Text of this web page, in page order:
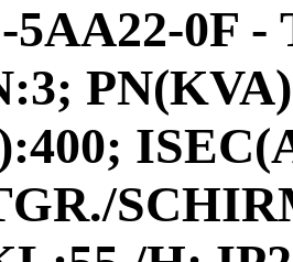
5AA22-0F